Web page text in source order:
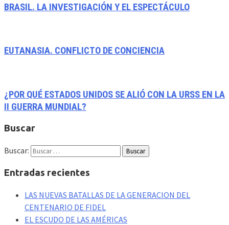
BRASIL. LA INVESTIGACIÓN Y EL ESPECTÁCULO
EUTANASIA. CONFLICTO DE CONCIENCIA
¿POR QUÉ ESTADOS UNIDOS SE ALIÓ CON LA URSS EN LA
II GUERRA MUNDIAL?
Buscar
Buscar:
Entradas recientes
LAS NUEVAS BATALLAS DE LA GENERACION DEL
CENTENARIO DE FIDEL
EL ESCUDO DE LAS AMÉRICAS